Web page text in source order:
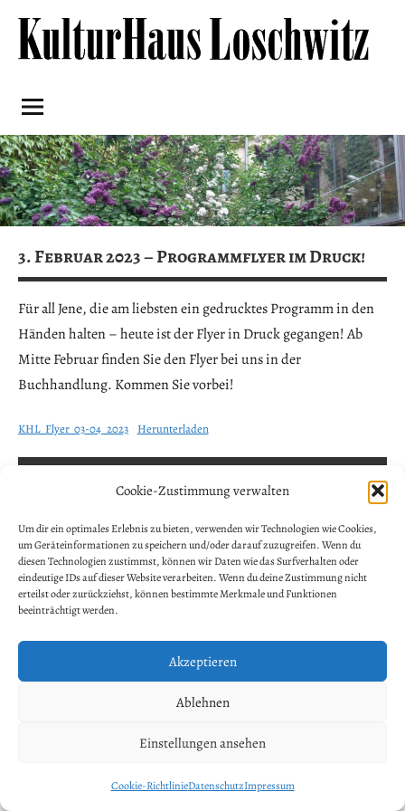
Cookie-Zustimmung verwalten
Um dir ein optimales Erlebnis zu bieten, verwenden wir Technologien wie Cookies,
um Geräteinformationen zu speichern und/oder darauf zuzugreifen. Wenn du
diesen Technologien zustimmst, können wir Daten wie das Surfverhalten oder
eindeutige IDs auf dieser Website verarbeiten. Wenn du deine Zustimmung nicht
erteilst oder zurückziehst, können bestimmte Merkmale und Funktionen
beeinträchtigt werden.
Akzeptieren
Ablehnen
Einstellungen ansehen
Cookie-RichtlinieDatenschutzImpressum
content
Loschwitz
3. Februar 2023 – Programmflyer im Druck!
Für all Jene, die am liebsten ein gedrucktes Programm in den
Händen halten – heute ist der Flyer in Druck gegangen! Ab
Mitte Februar finden Sie den Flyer bei uns in der
Buchhandlung. Kommen Sie vorbei!
KHL_Flyer_03-04_2023 Herunterladen
Vorname
Nachname
E-Mail-Adresse*